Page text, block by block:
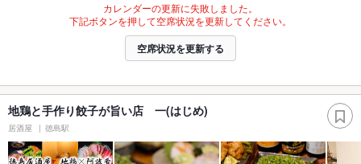
カレンダーの更新に失敗しました。
下記ボタンを押して空席状況を更新してください。
空席状況を更新する
地鶏と手作り餃子が旨い店 一(はじめ)
居酒屋 徳島駅